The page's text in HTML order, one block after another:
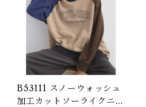
B53111 スノーウォッシュ
加工カットソーライクニッ